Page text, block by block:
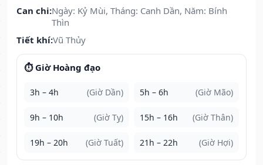
Can chi:Ngày: Kỷ Mùi, Tháng: Canh Dần, Năm: Bính
Thìn
Tiết khí:Vũ Thủy
⏱️ Giờ Hoàng đạo
3h – 4h (Giờ Dần) 5h – 6h (Giờ Mão)
9h – 10h (Giờ Tỵ) 15h – 16h (Giờ Thân)
19h – 20h (Giờ Tuất) 21h – 22h (Giờ Hợi)